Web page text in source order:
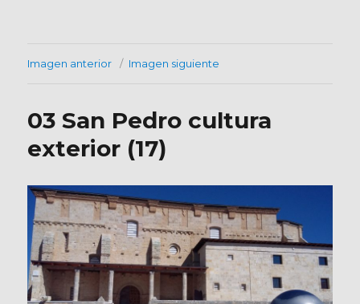
Imagen anterior Imagen siguiente
03 San Pedro cultura
exterior (17)